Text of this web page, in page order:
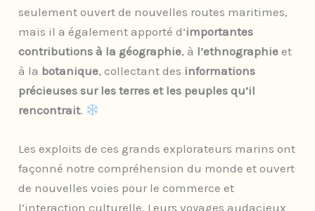
seulement ouvert de nouvelles routes maritimes,
mais il a également apporté d’importantes
contributions à la géographie, à l’ethnographieet
à la botanique, collectant des informations
précieuses sur les terres et les peuples qu’il
rencontrait.
Les exploits de ces grands explorateurs marins ont
façonné notre compréhension du monde et ouvert
de nouvelles voies pour le commerce et
l’interaction culturelle. Leurs voyages audacieux